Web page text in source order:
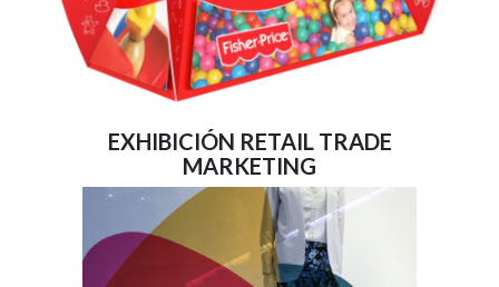
EXHIBICIÓN RETAIL TRADE
MARKETING